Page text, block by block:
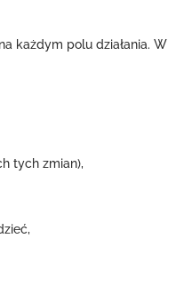
każdym polu działania. W
tych zmian),